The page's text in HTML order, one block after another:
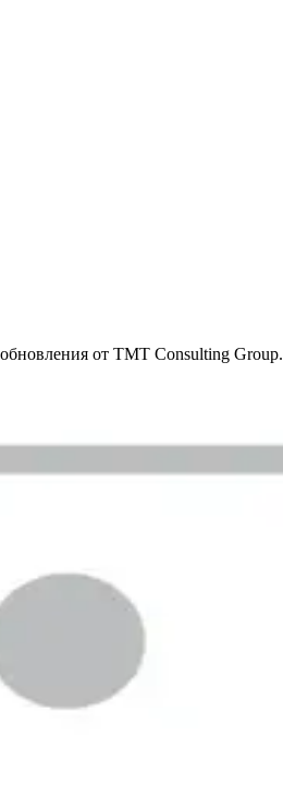
от TMT Consulting Group.